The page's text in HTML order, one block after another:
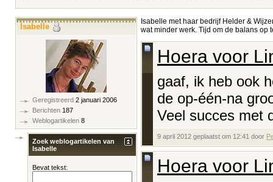
Isabelle met haar bedrijf Helder &
wat minder werk. Tijd om de balans op
Hoera voor
gaaf, ik heb ook
de op-één-na
Veel succes met
9 april 2012 geplaatst om 12:41 door
Hoera voor
Isabelle
Geregistreerd 2 januari 2006
Berichten 187
Weblogartikelen 8
Zoek weblogartikelen van
Isabelle
Bevat tekst: